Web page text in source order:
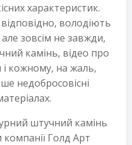
характеристик.
володіють
зовсім не завжди,
камінь, відео про
і кожному, на жаль,
недобросовісні
штучний камінь
Голд Арт